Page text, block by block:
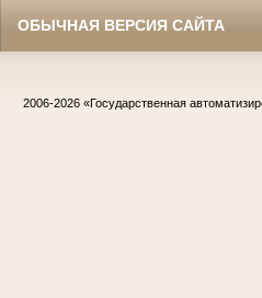
ОБЫЧНАЯ ВЕРСИЯ САЙТА
2006-2026 «Государственная